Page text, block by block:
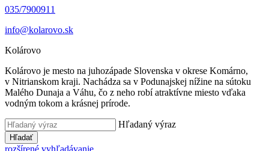
035/7900911
info@kolarovo.sk
Kolárovo
Kolárovo je mesto na juhozápade Slovenska v okrese Komárno,
v Nitrianskom kraji. Nachádza sa v Podunajskej nížine na sútoku
Malého Dunaja a Váhu, čo z neho robí atraktívne miesto vďaka
vodným tokom a krásnej prírode.
Hľadaný výraz
Hľadať
rozšírené vyhľadávanie